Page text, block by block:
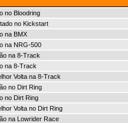
no Bloodring
no Kickstart
na BMX
na NRG-500
na 8-Track
na 8-Track
Volta na 8-Track
no Dirt Ring
no Dirt Ring
Volta no Dirt Ring
na Lowrider Race